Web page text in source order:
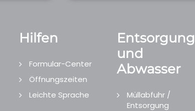
Hilfen
Formular-Center
Öffnungszeiten
Leichte Sprache
Entsorgung
und
Abwasser
Müllabfuhr /
Entsorgung